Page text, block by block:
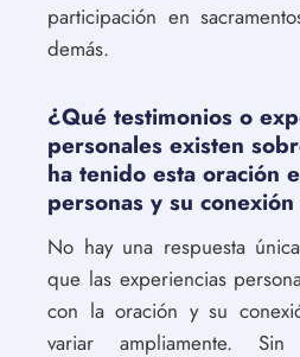
participación en
demás.
¿Qué testimonios o
personales existen
ha tenido esta oración
personas y su
No hay una respuesta
que las experiencias
con la oración y su
variar ampliamente.